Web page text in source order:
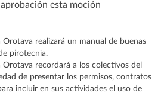
esta moción
realizará un manual de buenas
pirotecnia.
Orotava recordará a los colectivos del
de presentar los permisos, contratos
incluir en sus actividades el uso de